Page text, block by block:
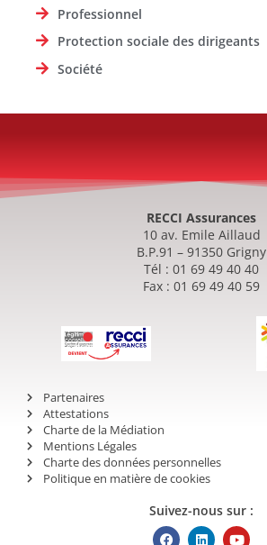
Professionnel
Protection sociale des dirigeants
Société
RECCI Assurances
10 av. Emile Aillaud
B.P.91 – 91350 Grigny
Tél : 01 69 49 40 40
Fax : 01 69 49 40 59
Partenaires
Attestations
Charte de la Médiation
Mentions Légales
Charte des données personnelles
Politique en matière de cookies
Suivez-nous sur :